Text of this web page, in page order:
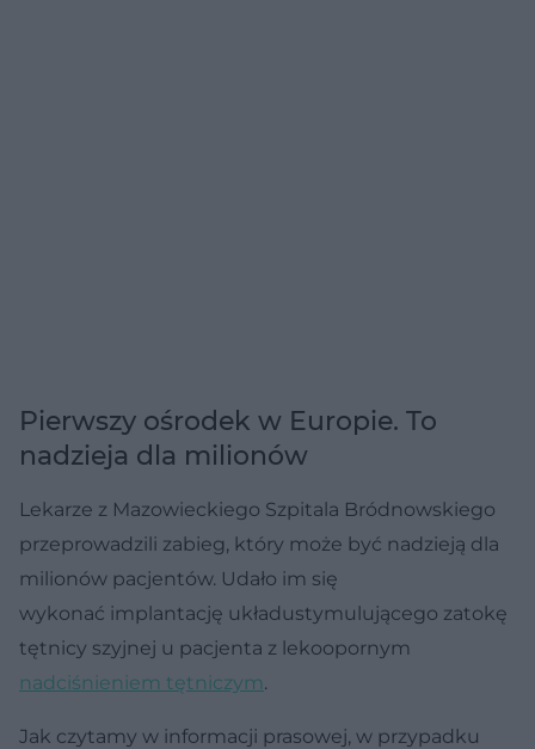
Pierwszy ośrodek w Europie. To
nadzieja dla milionów
Lekarze z Mazowieckiego Szpitala Bródnowskiego
przeprowadzili zabieg, który może być nadzieją dla
milionów pacjentów. Udało im się
wykonać implantację układustymulującego zatokę
tętnicy szyjnej u pacjenta z lekoopornym
nadciśnieniem tętniczym.
Jak czytamy w informacji prasowej, w przypadku